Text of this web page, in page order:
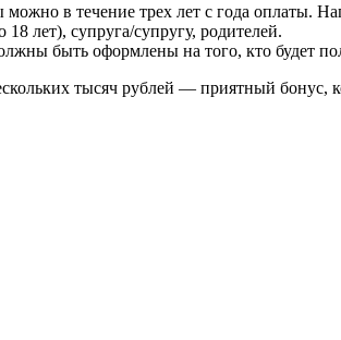
в течение трех лет с года оплаты.
18 лет), супруга/супругу, родителей.
быть оформлены на того, кто будет
тысяч рублей — приятный бонус,